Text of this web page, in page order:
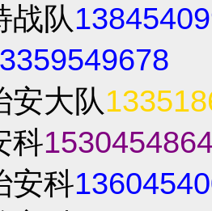
战队
安大队
科
安科